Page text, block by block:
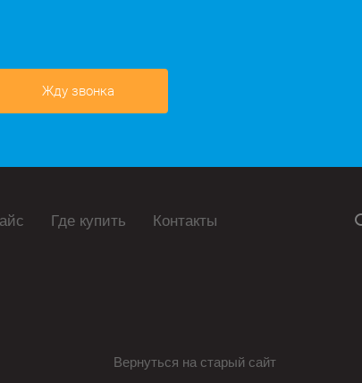
Жду звонка
Где купить Контакты
Вернуться на старый сайт